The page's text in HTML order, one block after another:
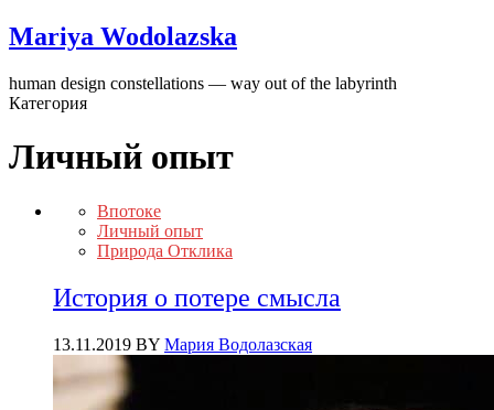
Mariya Wodolazska
human design constellations — way out of the labyrinth
Категория
Личный опыт
Впотоке
Личный опыт
Природа Отклика
История о потере смысла
13.11.2019 BY Мария Водолазская